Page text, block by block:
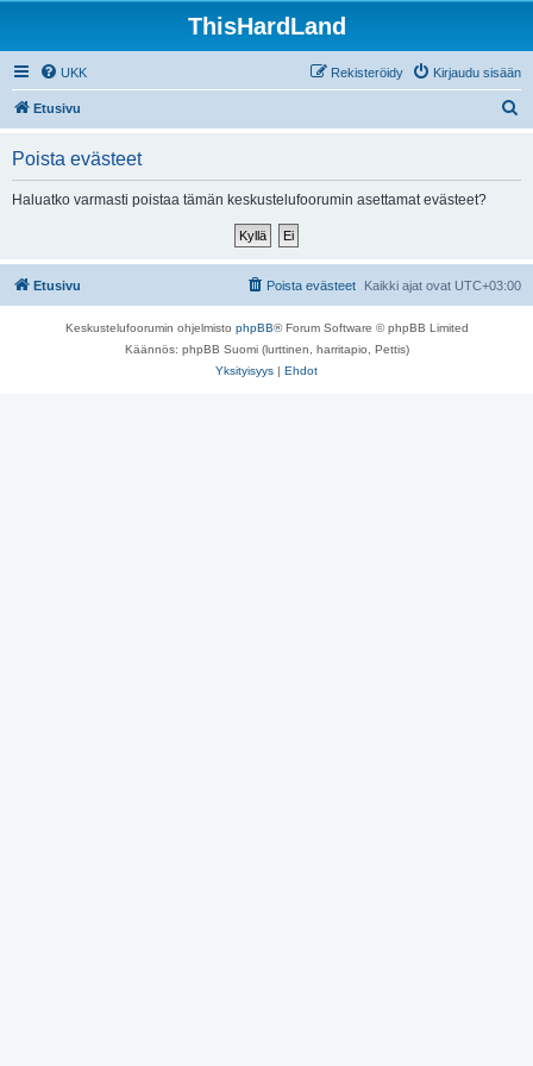
ThisHardLand
UKK Kirjaudu sisään
Rekisteröidy
Etusivu
Poista evästeet
Haluatko varmasti poistaa tämän keskustelufoorumin asettamat evästeet?
Etusivu Kaikki ajat ovat UTC+03:00
Poista evästeet
Keskustelufoorumin ohjelmisto phpBB® Forum Software © phpBB Limited
Käännös: phpBB Suomi (lurttinen, harritapio, Pettis)
Yksityisyys | Ehdot